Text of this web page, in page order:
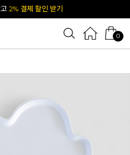
천원 즉시 할인 쿠폰
0